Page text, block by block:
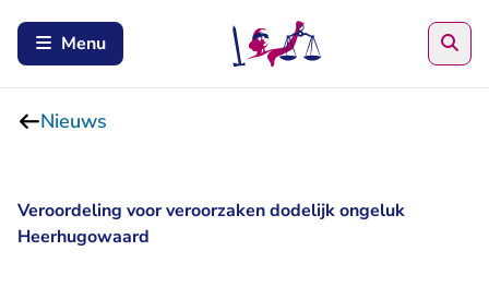
Menu
Nieuws
Veroordeling voor veroorzaken dodelijk ongeluk
Heerhugowaard